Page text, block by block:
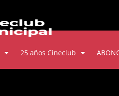
25 años Cineclub